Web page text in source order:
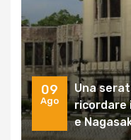
09
Ago
Una
ricordare
e